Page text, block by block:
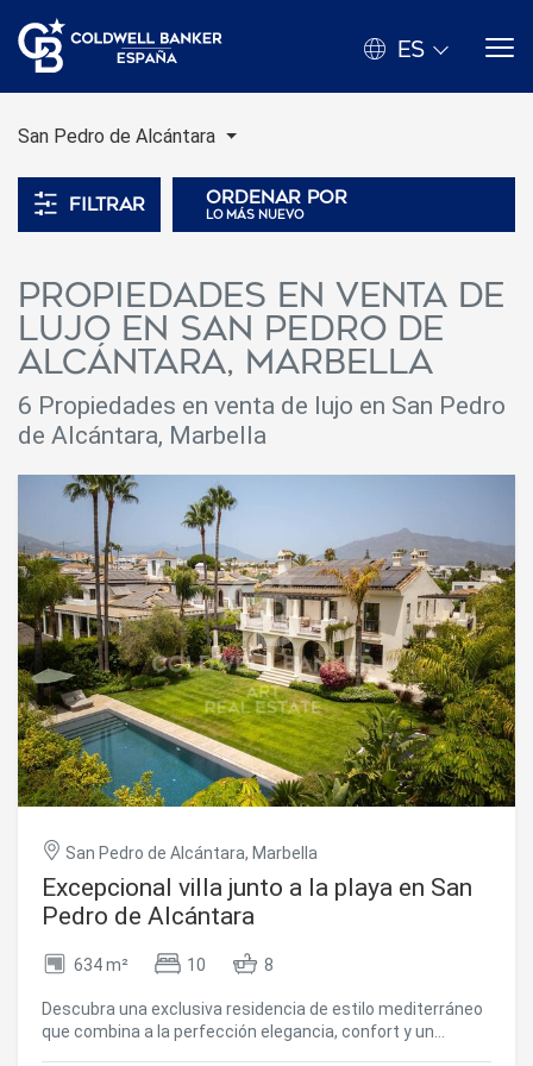
ES
San Pedro de Alcántara
Filtrar Ordenar por
lo más nuevo
Propiedades en venta de
lujo en San Pedro de
Alcántara, Marbella
6 Propiedades en venta de lujo en San Pedro
de Alcántara, Marbella
San Pedro de Alcántara, Marbella
Excepcional villa junto a la playa en San
Pedro de Alcántara
634 m² 10 8
Descubra una exclusiva residencia de estilo mediterráneo
que combina a la perfección elegancia, confort y un